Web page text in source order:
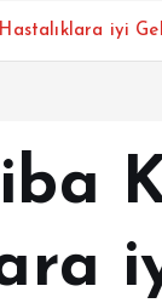
iyi